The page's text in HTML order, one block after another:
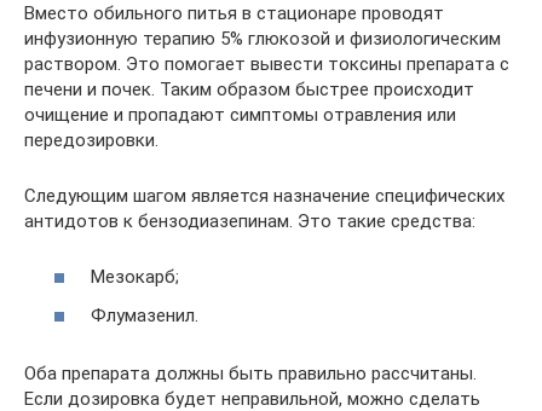
Вместо обильного питья в стационаре проводят
инфузионную терапию 5% глюкозой и физиологическим
раствором. Это помогает вывести токсины препарата с
печени и почек. Таким образом быстрее происходит
очищение и пропадают симптомы отравления или
передозировки.
Следующим шагом является назначение специфических
антидотов к бензодиазепинам. Это такие средства:
Мезокарб;
Флумазенил.
Оба препарата должны быть правильно рассчитаны.
Если дозировка будет неправильной, можно сделать